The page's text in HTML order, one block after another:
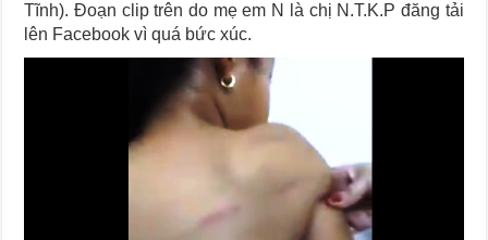
Tĩnh). Đoạn clip trên do mẹ em N là chị N.T.K.P đăng tải
lên Facebook vì quá bức xúc.